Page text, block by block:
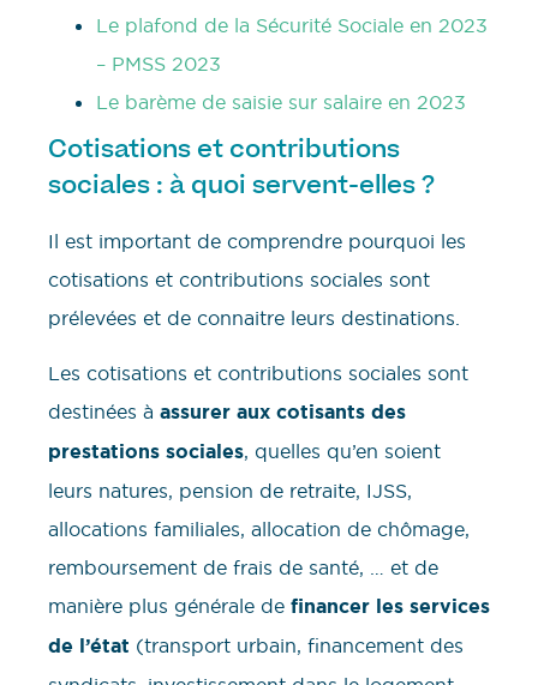
Le plafond de la Sécurité Sociale en 2023
– PMSS 2023
Le barème de saisie sur salaire en 2023
Cotisations et contributions
sociales : à quoi servent-elles ?
Il est important de comprendre pourquoi les
cotisations et contributions sociales sont
prélevées et de connaitre leurs destinations.
Les cotisations et contributions sociales sont
destinées à assurer aux cotisants des
prestations sociales, quelles qu’en soient
leurs natures, pension de retraite, IJSS,
allocations familiales, allocation de chômage,
remboursement de frais de santé, … et de
manière plus générale de financer les services
de l’état (transport urbain, financement des